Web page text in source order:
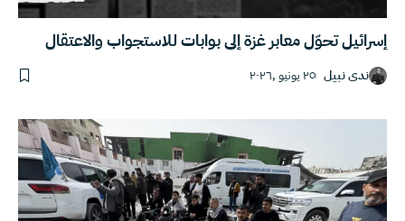
إسرائيل تحوّل معابر غزة إلى بوابات للاستجواب والاعتقال
ندى نبيل ٢٥ يونيو ,٢٠٢٦